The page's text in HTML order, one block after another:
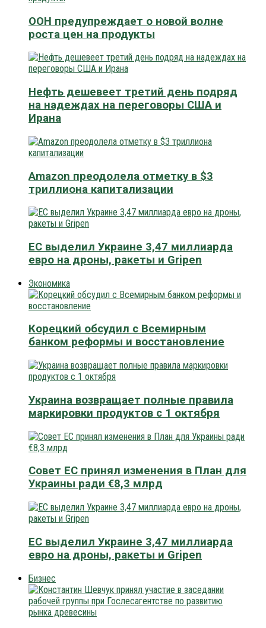
ООН предупреждает о новой волне
роста цен на продукты
Нефть дешевеет третий день подряд
на надеждах на переговоры США и
Ирана
Amazon преодолела отметку в $3
триллиона капитализации
ЕС выделил Украине 3,47 миллиарда
евро на дроны, ракеты и Gripen
Экономика
Корецкий обсудил с Всемирным
банком реформы и восстановление
Украина возвращает полные правила
маркировки продуктов с 1 октября
Совет ЕС принял изменения в План для
Украины ради €8,3 млрд
ЕС выделил Украине 3,47 миллиарда
евро на дроны, ракеты и Gripen
Бизнес